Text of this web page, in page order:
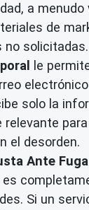
a menudo
de
no
le
solo la
relevante
el desorden.
Ante
Si un